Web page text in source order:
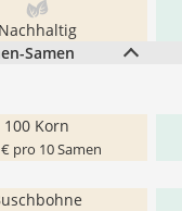
Nachhaltig
Samen
100 Korn
pro 10 Samen